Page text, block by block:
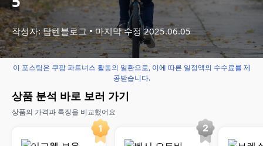
작성자: 탑텐블로그 마지막 수정2025.06.05
이 포스팅은 쿠팡 파트너스 활동의 일환으로, 이에 따른 일정액의 수수료를 제
공받습니다.
상품 분석 바로 보러 가기
상품의 가격과 특징을 비교했어요